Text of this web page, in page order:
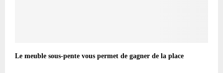
Le meuble sous-pente vous permet de gagner de la place